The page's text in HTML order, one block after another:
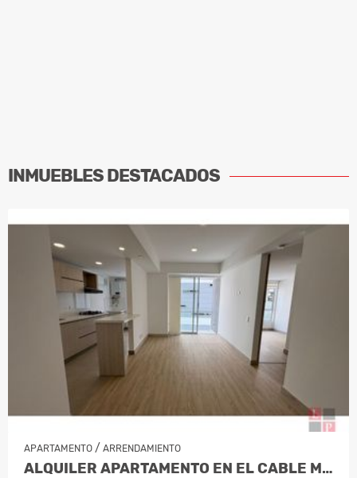
INMUEBLESDESTACADOS
APARTAMENTO / ARRENDAMIENTO
ALQUILER APARTAMENTO EN EL CABLE MAN…